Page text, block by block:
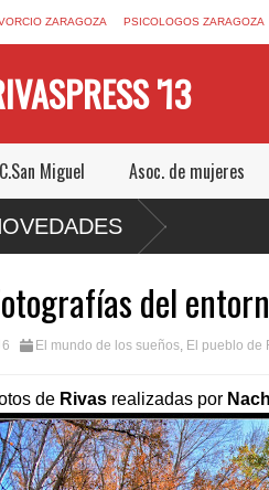
ZARAGOZA PSICOLOGOS ZARAGOZA
'13
Miguel Asoc. de mujeres
EN
del
6 El mundo de los sueños, El pueblo de
de Rivas realizadas por